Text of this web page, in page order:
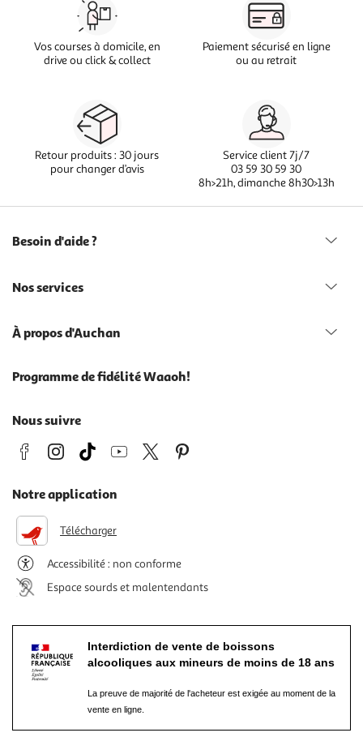
Vos courses à domicile, en
drive ou click & collect
Paiement sécurisé en ligne
ou au retrait
Retour produits : 30 jours
pour changer d’avis
Service client 7j/7
03 59 30 59 30
8h>21h, dimanche 8h30>13h
Besoin d'aide ?
Nos services
À propos d'Auchan
Programme de fidélité Waaoh!
Nous suivre
Notre application
Télécharger
Accessibilité : non conforme
Espace sourds et malentendants
Interdiction de vente de boissons
alcooliques aux mineurs de moins de 18 ans
La preuve de majorité de l'acheteur est exigée au moment de la
vente en ligne.